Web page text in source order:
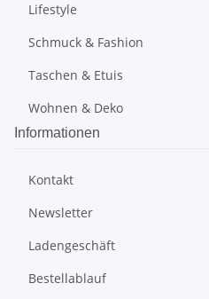
Lifestyle
Schmuck & Fashion
Taschen & Etuis
Wohnen & Deko
Informationen
Kontakt
Newsletter
Ladengeschäft
Bestellablauf